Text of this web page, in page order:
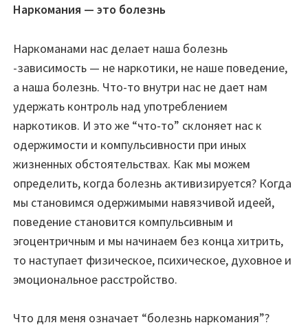
Наркомания — это болезнь
Наркоманами нас делает наша болезнь
-зависимость — не наркотики, не наше поведение,
а наша болезнь. Что-то внутри нас не дает нам
удержать контроль над употреблением
наркотиков. И это же “что-то” склоняет нас к
одержимости и компульсивности при иных
жизненных обстоятельствах. Как мы можем
определить, когда болезнь активизируется? Когда
мы становимся одержимыми навязчивой идеей,
поведение становится компульсивным и
эгоцентричным и мы начинаем без конца хитрить,
то наступает физическое, психическое, духовное и
эмоциональное расстройство.
Что для меня означает “болезнь наркомания”?